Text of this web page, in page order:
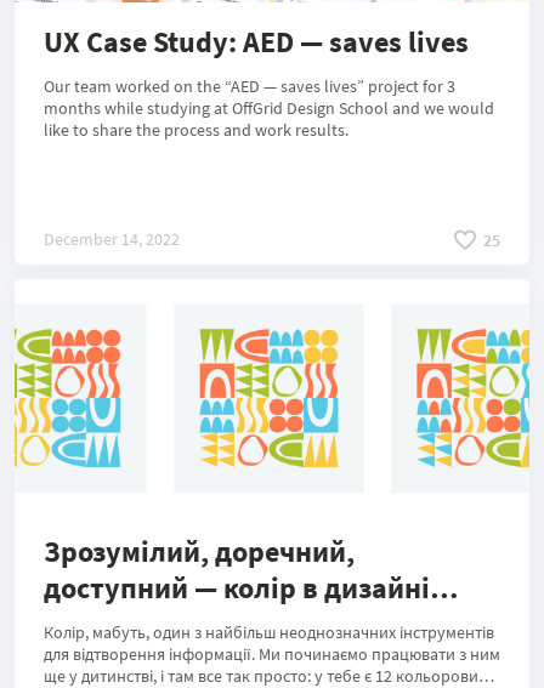
UX Case Study: AED — saves lives
Our team worked on the “AED — saves lives” project for 3
months while studying at OffGrid Design School and we would
like to share the process and work results.
December 14, 2022 25
Зрозумілий, доречний,
доступний — колір в дизайні
інтерфейсів
Колір, мабуть, один з найбільш неоднозначних інструментів
для відтворення інформації. Ми починаємо працювати з ним
ще у дитинстві, і там все так просто: у тебе є 12 кольорових